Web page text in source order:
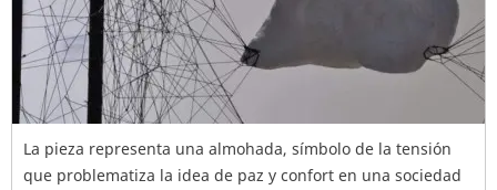
La pieza representa una almohada, símbolo de la tensión
que problematiza la idea de paz y confort en una sociedad